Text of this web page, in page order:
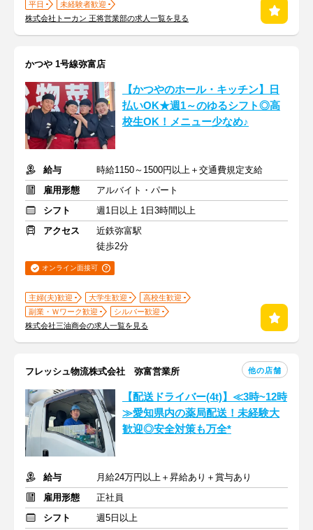
平日
未経験者歓迎
株式会社トーカン 王将営業部の求人一覧を見る
かつや 1号線弥富店
【かつやのホール・キッチン】日
払いOK★週1～のゆるシフト◎高
校生OK！メニュー少なめ♪
給与
時給1150～1500円以上＋交通費規定支給
雇用形態
アルバイト・パート
シフト
週1日以上 1日3時間以上
アクセス
近鉄弥富駅
徒歩2分
オンライン面接可
主婦(夫)歓迎 大学生歓迎
高校生歓迎
副業・Ｗワーク歓迎
シルバー歓迎
株式会社三油商会の求人一覧を見る
フレッシュ物流株式会社 弥富営業所 他の店舗
【配送ドライバー(4t)】≪3時~12時
≫愛知県内の薬局配送！未経験大
歓迎◎安全対策も万全*
給与
月給24万円以上＋昇給あり＋賞与あり
雇用形態
正社員
シフト
週5日以上